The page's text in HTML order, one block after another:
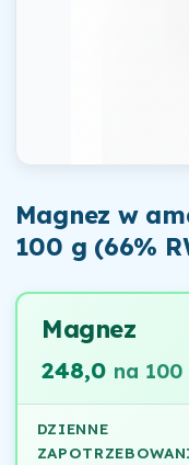
Magnez w
100 g (66%
Magnez
248,0 na 100
DZIENNE